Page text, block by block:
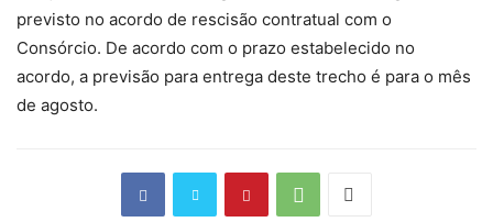
previsto no acordo de rescisão contratual com o
Consórcio. De acordo com o prazo estabelecido no
acordo, a previsão para entrega deste trecho é para o mês
de agosto.